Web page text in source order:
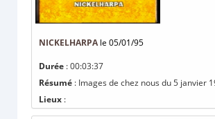
NICKELHARPA le 05/01/95
Durée : 00:03:37
Résumé : Images de chez nous du 5 janvier
Lieux :